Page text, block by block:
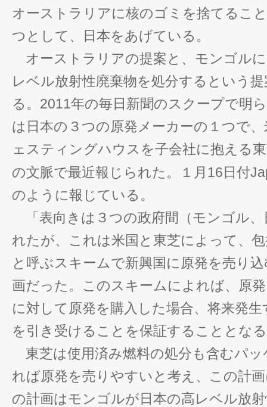
オーストラリアに核のゴミを捨てるこ
つとして、日本をあげている。
オーストラリアの提案と、モンゴル
レベル放射性廃棄物を処分するという
る。2011年の毎日新聞のスクープで明
は日本の３つの原発メーカーの１つで
ェスティングハウスを子会社に抱える
の文脈で最近報じられた。１月16日付
のように報じている。
「表向きは３つの政府間（モンゴル、
れたが、これは米国と東芝によって、
と呼ぶスキームで新興国に原発を売り
画だった。このスキームによれば、原
に対して原発を購入した場合、将来発
を引き受けることを保証することとな
東芝は使用済み燃料の処分も含むパッ
れば原発を売りやすいと考え、この計
の計画はモンゴルが日本の高レベル放